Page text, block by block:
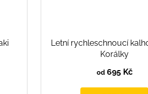
Letní rychleschnoucí
Korálky
od695 Kč